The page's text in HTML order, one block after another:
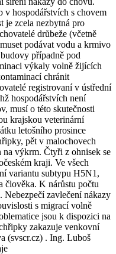
v hospodářstvích s chovem
je zcela nezbytná pro
drůbeže (včetně
podávat vodu a krmivo
případně pod
výkaly volně žijících
chránit
registrovaní v ústřední
hospodářstvích není
musí o této skutečnosti
krajskou veterinární
letošního prosince
pět v malochovech
na výkrm. Čtyři z ohnisek se
kraji. Ve všech
variantu subtypu H5N1,
člověka. K nárůstu počtu
zavlečení nákazy
s migrací volně
jsou k dispozici na
zakazuje venkovní
(svscr.cz) . Ing. Luboš